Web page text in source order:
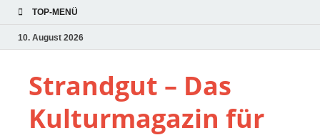
TOP-MENÜ
10. August 2026
Strandgut – Das
Kulturmagazin für